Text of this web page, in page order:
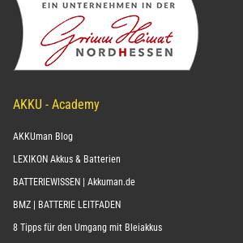
AKKU - Academy
AKKUman Blog
LEXIKON Akkus & Batterien
BATTERIEWISSEN | Akkuman.de
BMZ | BATTERIE LEITFADEN
8 Tipps für den Umgang mit Bleiakkus